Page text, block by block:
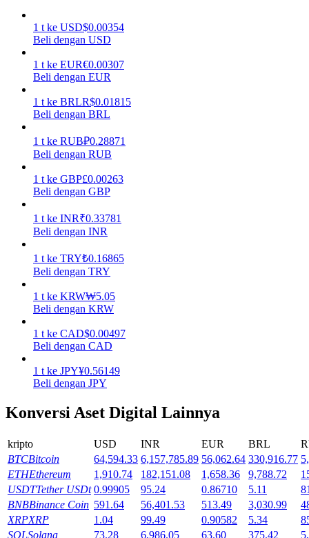
Strategi perdagangan
Pelajari cara untuk tetap menghasilkan keuntungan
Menghasilkan
Dapatkan imbalan kompetitif setiap hari
1 t ke USD$0.00354
Beli dengan USD
1 t ke EUR€0.00307
Beli dengan EUR
1 t ke BRLR$0.01815
Beli dengan BRL
1 t ke RUB₽0.28871
Beli dengan RUB
1 t ke GBP£0.00263
Beli dengan GBP
1 t ke INR₹0.33781
Beli dengan INR
1 t ke TRY₺0.16865
Beli dengan TRY
1 t ke KRW₩5.05
Beli dengan KRW
1 t ke CAD$0.00497
Beli dengan CAD
1 t ke JPY¥0.56149
Beli dengan JPY
Konversi Aset Digital Lainnya
kripto USD INR EUR BRL
BTCBitcoin 64,594.33 6,157,785.89 56,062.64 330,916.77
ETHEthereum 1,910.74 182,151.08 1,658.36 9,788.72
USDTTether USDt 0.99905 95.24 0.86710 5.11
BNBBinance Coin 591.64 56,401.53 513.49 3,030.99
XRPXRP 1.04 99.49 0.90582 5.34
SOLSolana 73.28 6,986.05 63.60 375.42